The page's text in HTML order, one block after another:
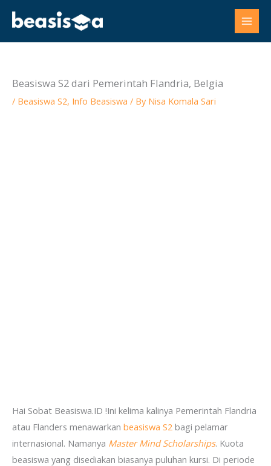
content
Beasiswa S2 dari Pemerintah Flandria, Belgia
/ Beasiswa S2, Info Beasiswa / By Nisa Komala Sari
Hai Sobat Beasiswa.ID !Ini kelima kalinya Pemerintah Flandria
atau Flanders menawarkan beasiswa S2 bagi pelamar
internasional. Namanya Master Mind Scholarships. Kuota
beasiswa yang disediakan biasanya puluhan kursi. Di periode